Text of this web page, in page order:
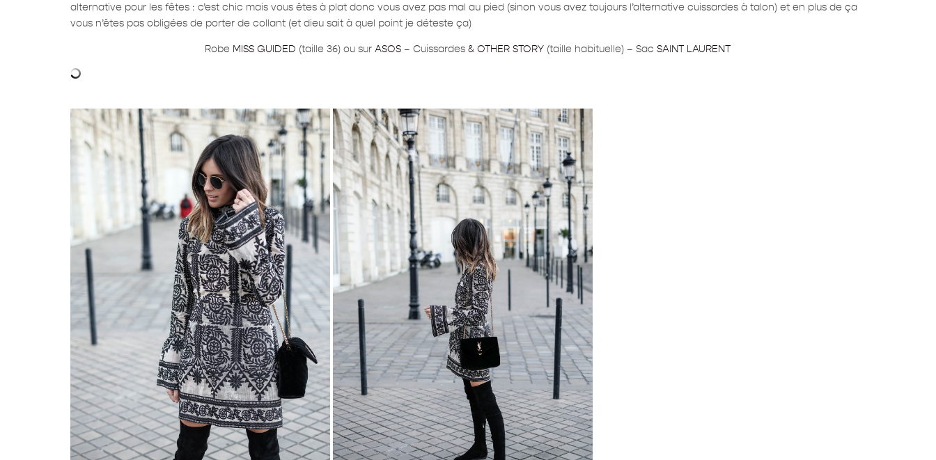
alternative pour les fêtes : c’est chic mais vous êtes à plat donc vous avez pas mal au pied (sinon vous avez toujours l’alternative cuissardes à talon) et en plus de ça
vous n’êtes pas obligées de porter de collant (et dieu sait à quel point je déteste ça)
Robe MISS GUIDED (taille 36) ou surASOS – Cuissardes& OTHER STORY (taille habituelle) – SacSAINT LAURENT